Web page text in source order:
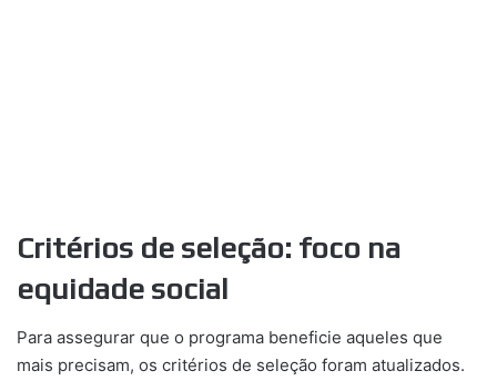
Critérios de seleção: foco na
equidade social
Para assegurar que o programa beneficie aqueles que
mais precisam, os critérios de seleção foram atualizados.